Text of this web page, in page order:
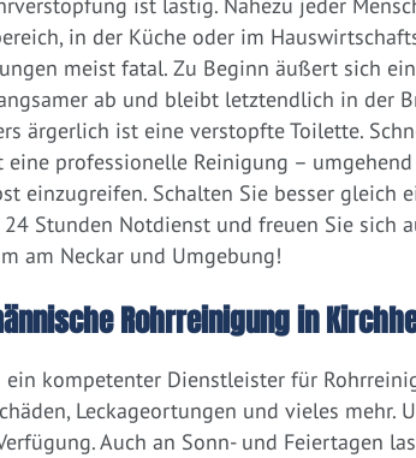
ist lästig. Nahezu jeder
in der Küche oder im
meist fatal. Zu Beginn äußert sich
ab und bleibt letztendlich in der
ärgerlich ist eine verstopfte Toilette.
professionelle Reinigung –
einzugreifen. Schalten Sie besser gleich
24 Stunden Notdienst und freuen Sie sich
am Neckar und Umgebung!
Rohrreinigung in
kompetenter Dienstleister für
Leckageortungen und vieles mehr.
Auch an Sonn- und Feiertagen